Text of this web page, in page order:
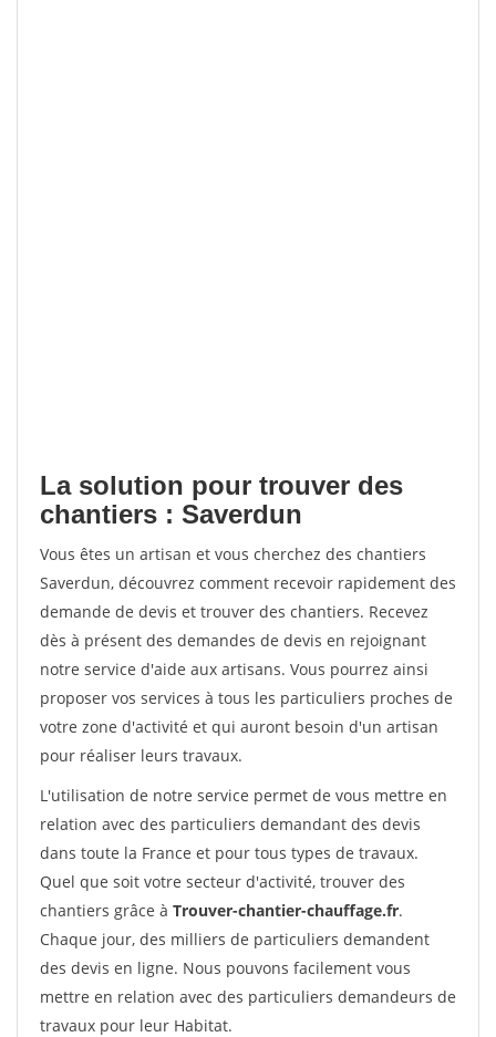
La solution pour trouver des
chantiers : Saverdun
Vous êtes un artisan et vous cherchez des chantiers
Saverdun, découvrez comment recevoir rapidement des
demande de devis et trouver des chantiers. Recevez
dès à présent des demandes de devis en rejoignant
notre service d'aide aux artisans. Vous pourrez ainsi
proposer vos services à tous les particuliers proches de
votre zone d'activité et qui auront besoin d'un artisan
pour réaliser leurs travaux.
L'utilisation de notre service permet de vous mettre en
relation avec des particuliers demandant des devis
dans toute la France et pour tous types de travaux.
Quel que soit votre secteur d'activité, trouver des
chantiers grâce à Trouver-chantier-chauffage.fr.
Chaque jour, des milliers de particuliers demandent
des devis en ligne. Nous pouvons facilement vous
mettre en relation avec des particuliers demandeurs de
travaux pour leur Habitat.